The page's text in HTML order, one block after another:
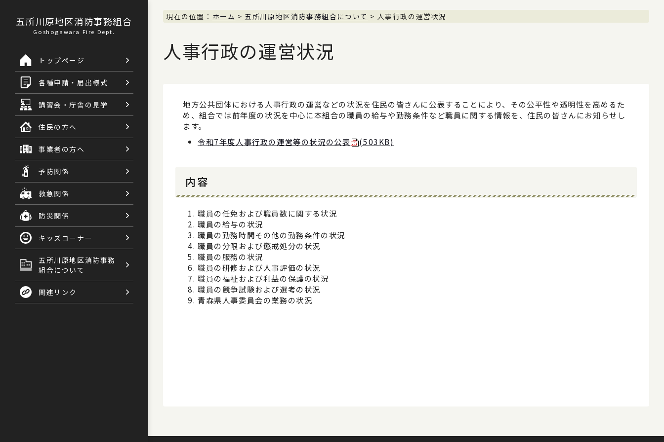
五所川原地区消防事務組合
Goshogawara Fire Dept.
トップページ
各種申請・届出様式
講習会・庁舎の見学
住民の方へ
事業者の方へ
防火対象物の情報
予防関係
救急関係
防災関係
キッズコーナー
五所川原地区消防事務
組合について
関連リンク
現在の位置： ホーム >五所川原地区消防事務組合について > 人事行政の運営状況
人事行政の運営状況
地方公共団体における人事行政の運営などの状況を住民の皆さんに公表することにより、その公平性や透明性を高めるた
め、組合では前年度の状況を中心に本組合の職員の給与や勤務条件など職員に関する情報を、住民の皆さんにお知らせし
ます。
令和7年度人事行政の運営等の状況の公表
(503KB)
​内容
職員の任免および職員数に関する状況
職員の給与の状況
職員の勤務時間その他の勤務条件の状況
職員の分限および懲戒処分の状況
職員の服務の状況
職員の研修および人事評価の状況
職員の福祉および利益の保護の状況
職員の競争試験および選考の状況
青森県人事委員会の業務の状況